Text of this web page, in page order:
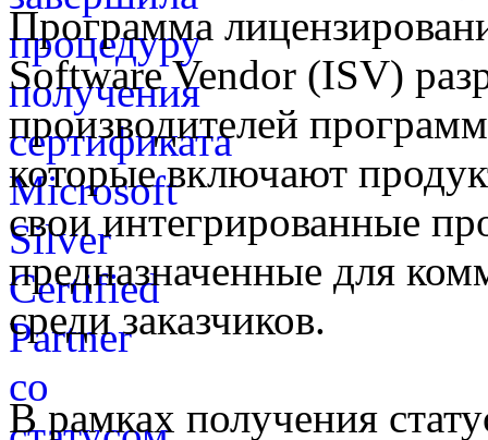
Программа
Software Vendor (ISV)
производителей
которые включают
свои интегрированные
предназначенные для
среди заказчиков.
В рамках получения